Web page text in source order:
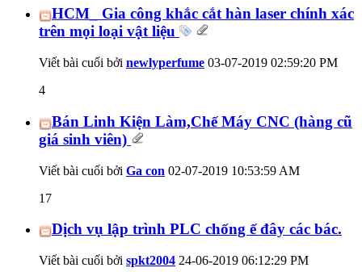
HCM_ Gia công khắc cắt hàn laser chính xác
trên mọi loại vật liệu
Viết bài cuối bởi newlyperfume 03-07-2019 02:59:20 PM
4
Bán Linh Kiện Làm,Chế Máy CNC (hàng cũ
giá sinh viên)
Viết bài cuối bởi Ga con 02-07-2019 10:53:59 AM
17
Dịch vụ lập trình PLC chống ế đây các bác.
Viết bài cuối bởi spkt2004 24-06-2019 06:12:29 PM